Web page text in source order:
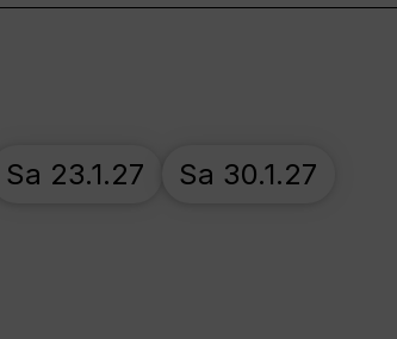
Sa 23.1.27 Sa 30.1.27